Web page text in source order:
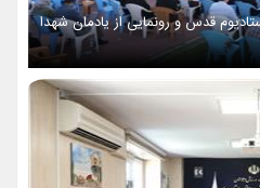
قدس و رونمایی از یادمان شهدا